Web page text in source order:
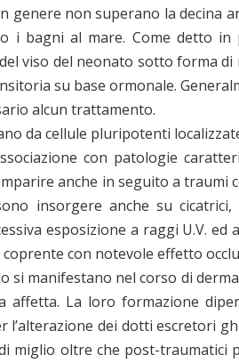
genere non superano la decina
i bagni al mare. Come detto
viso del neonato sotto forma
su base ormonale.
alcun trattamento.
da cellule pluripotenti
con patologie
anche in seguito a traumi
insorgere anche su
esposizione a raggi U.V.
con notevole effetto
si manifestano nel corso di
affetta. La loro formazione
l’alterazione dei dotti escretori
miglio oltre che post-traumatici